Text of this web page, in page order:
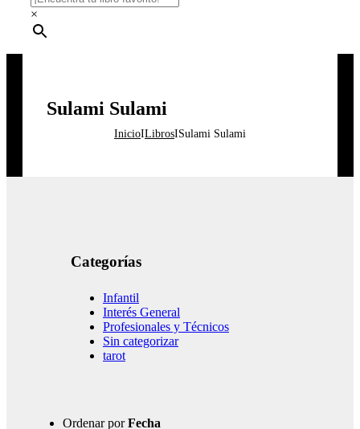
×
Sulami Sulami
InicioILibrosISulami Sulami
Categorías
Infantil
Interés General
Profesionales y Técnicos
Sin categorizar
tarot
Ordenar porFecha